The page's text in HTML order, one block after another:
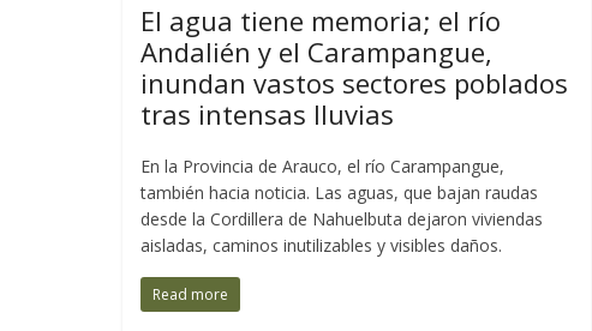
El agua tiene memoria; el río
Andalién y el Carampangue,
inundan vastos sectores poblados
tras intensas lluvias
En la Provincia de Arauco, el río Carampangue,
también hacia noticia. Las aguas, que bajan raudas
desde la Cordillera de Nahuelbuta dejaron viviendas
aisladas, caminos inutilizables y visibles daños.
Read more